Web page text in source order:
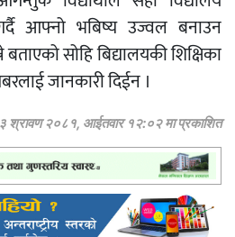
आफ्नो भबिष्य उज्वल बनाउन
बताएको सोहि बिद्यालयकी शिक्षिका
जानकारी दिईन ।
श्रावण २०८१, आईतवार १२:०२ मा प्रकाशित